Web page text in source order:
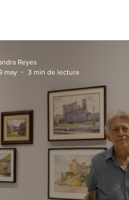
Reyes
may
3 min de lectura